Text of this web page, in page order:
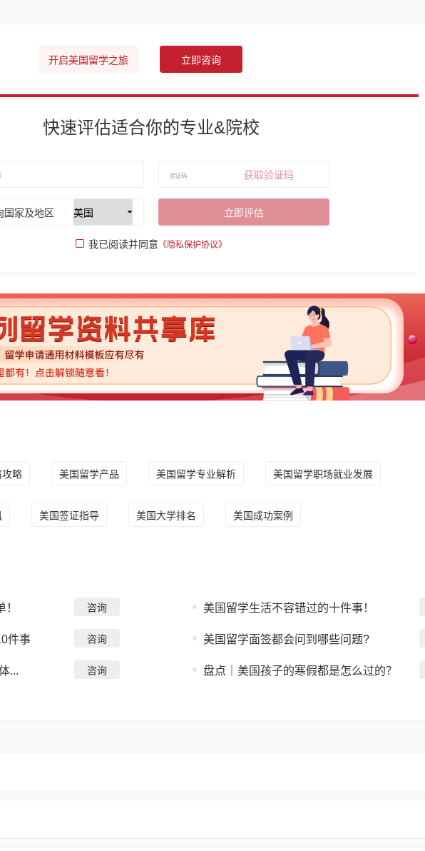
开启美国留学之旅 立即咨询
快速评估适合你的专业&院校
获取验证码
国家及地区 立即评估
我已阅读并同意 《隐私保护协议》
攻略 美国留学产品 美国留学专业解析 美国留学职场就业发展
美国签证指导 美国大学排名 美国成功案例
咨询 美国留学生活不容错过的十件事！
件事 咨询 美国留学面签都会问到哪些问题?
... 咨询 盘点｜美国孩子的寒假都是怎么过的？